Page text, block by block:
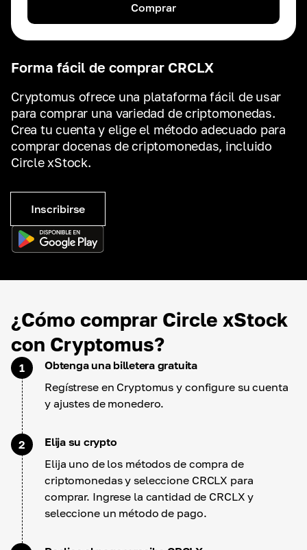
Forma fácil de comprar CRCLX
Cryptomus ofrece una plataforma fácil de usar
para comprar una variedad de criptomonedas.
Crea tu cuenta y elige el método adecuado para
comprar docenas de criptomonedas, incluido
Circle xStock.
Inscribirse
Comprar
¿Cómo comprar Circle xStock
con Cryptomus?
1
Obtenga una billetera gratuita
Regístrese en Cryptomus y configure su cuenta
y ajustes de monedero.
2
Elija su crypto
Elija uno de los métodos de compra de
criptomonedas y seleccione CRCLX para
comprar. Ingrese la cantidad de CRCLX y
seleccione un método de pago.